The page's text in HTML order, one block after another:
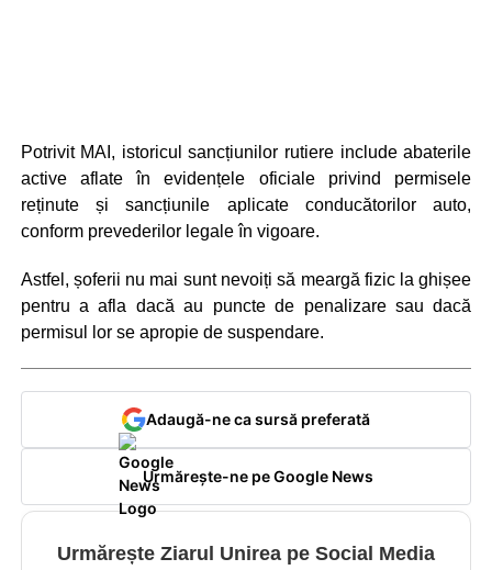
Potrivit MAI, istoricul sancțiunilor rutiere include abaterile
active aflate în evidențele oficiale privind permisele
reținute și sancțiunile aplicate conducătorilor auto,
conform prevederilor legale în vigoare.
Astfel, șoferii nu mai sunt nevoiți să meargă fizic la ghișee
pentru a afla dacă au puncte de penalizare sau dacă
permisul lor se apropie de suspendare.
Adaugă-ne ca sursă preferată
Urmărește-ne pe Google News
Urmărește Ziarul Unirea pe Social Media